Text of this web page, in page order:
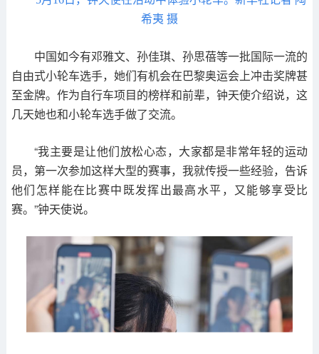
希夷 摄
中国如今有邓雅文、孙佳琪、孙思蓓等一批国际一流的
自由式小轮车选手，她们有机会在巴黎奥运会上冲击奖牌甚
至金牌。作为自行车项目的榜样和前辈，钟天使介绍说，这
几天她也和小轮车选手做了交流。
“我主要是让他们放松心态，大家都是非常年轻的运动
员，第一次参加这样大型的赛事，我就传授一些经验，告诉
他们怎样能在比赛中既发挥出最高水平，又能够享受比
赛。”钟天使说。